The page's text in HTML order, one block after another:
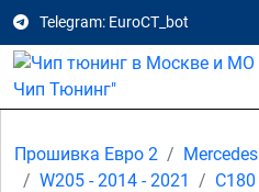
Telegram: EuroCT_bot
Прошивка Евро 2 Mercedes
W205 - 2014 - 2021
C180